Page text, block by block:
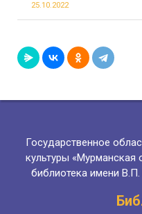
25.10.2022
Государственное
культуры
библиотека имени